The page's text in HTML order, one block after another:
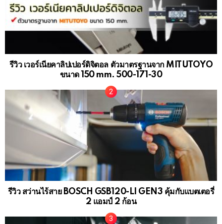
รีวิว เวอร์เนียคาลิปเปอร์ดิจิตอล ตัวมาตรฐานจาก MITUTOYO
ขนาด 150 mm. 500-171-30
รีวิว สว่านไร้สาย BOSCH GSB120-LI GEN3 คุ้มกับแบตเตอรี่
2 แอมป์ 2 ก้อน